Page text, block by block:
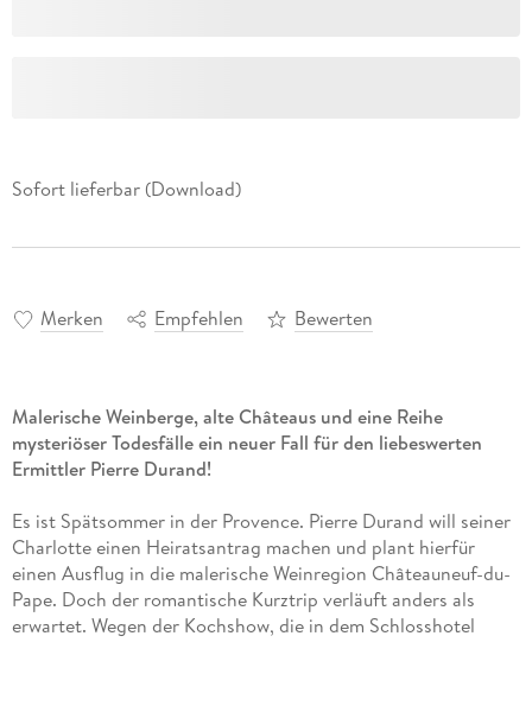
Sofort lieferbar (Download)
Merken Empfehlen Bewerten
Malerische Weinberge, alte Châteaus und eine Reihe
mysteriöser Todesfälle ein neuer Fall für den liebeswerten
Ermittler Pierre Durand!
Es ist Spätsommer in der Provence. Pierre Durand will seiner
Charlotte einen Heiratsantrag machen und plant hierfür
einen Ausflug in die malerische Weinregion Châteauneuf-du-
Pape. Doch der romantische Kurztrip verläuft anders als
erwartet. Wegen der Kochshow, die in dem Schlosshotel